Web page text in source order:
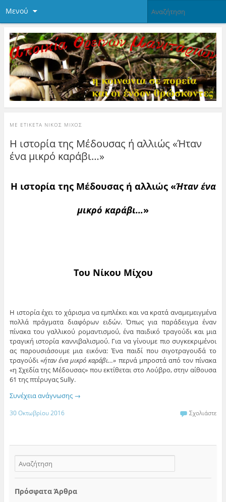
Μενού
ΜΕ ΕΤΙΚΈΤΑ ΝΊΚΟΣ ΜΊΧΟΣ
Η ιστορία της Μέδουσας ή αλλιώς «Ήταν
ένα μικρό καράβι…»
Η ιστορία της Μέδουσας ή αλλιώς «Ήταν ένα
μικρό καράβι…»
Του Νίκου Μίχου
Η ιστορία έχει το χάρισμα να εμπλέκει και να κρατά αναμεμειγμένα
πολλά πράγματα διαφόρων ειδών. Όπως για παράδειγμα έναν
πίνακα του γαλλικού ρομαντισμού, ένα παιδικό τραγούδι και μια
τραγική ιστορία καννιβαλισμού. Για να γίνουμε πιο συγκεκριμένοι
ας παρουσιάσουμε μια εικόνα: Ένα παιδί που σιγοτραγουδά το
τραγούδι «ήταν ένα μικρό καράβι…» περνά μπροστά από τον πίνακα
«η Σχεδία της Μέδουσας» που εκτίθεται στο Λούβρο, στην αίθουσα
61 της πτέρυγας Sully.
Συνέχεια ανάγνωσης →
30 Οκτωβρίου 2016 Σχολιάστε
Πρόσφατα Άρθρα